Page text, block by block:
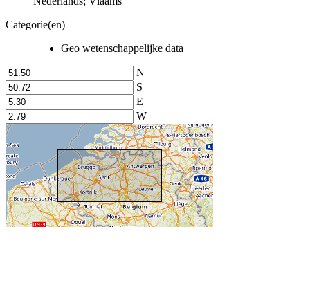
Categorie(en)
Geo wetenschappelijke data
N
S
E
W